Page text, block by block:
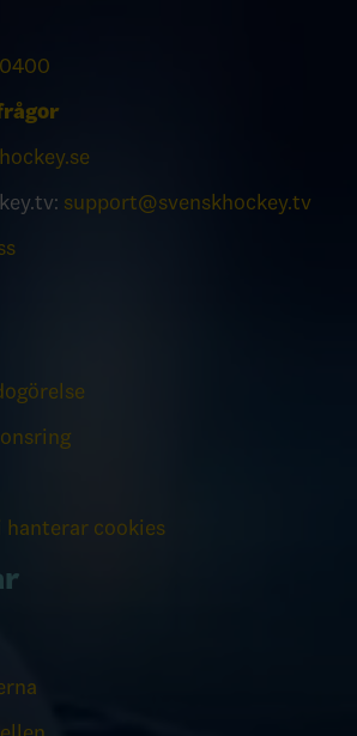
support@svenskhockey.tv
hanterar cookies